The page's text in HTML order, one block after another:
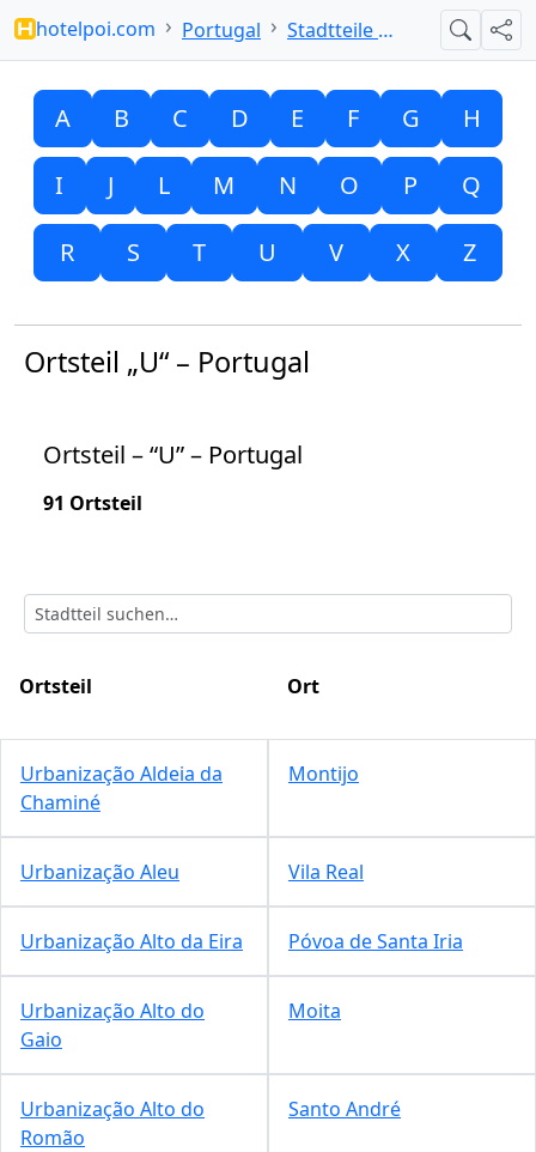
hotelpoi.com Portugal Stadtteile mit U Suche
A B C D E F G H
I J L M N O P Q
R S T U V X Z
Ortsteil „U“ – Portugal
Ortsteil – “U” – Portugal
91 Ortsteil
Ortsteil Ort
Urbanização Aldeia da
Chaminé
Montijo
Urbanização Aleu Vila Real
Urbanização Alto da Eira Póvoa de Santa Iria
Urbanização Alto do
Gaio
Moita
Urbanização Alto do
Romão
Santo André